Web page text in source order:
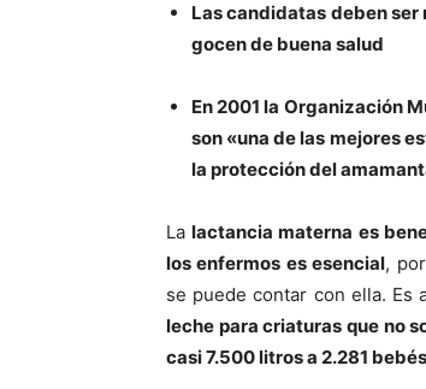
Las candidatas deben
gocen de buena salud
En 2001 la Organización
son «una de las mejores
la protección del
Lalactancia materna es
los enfermos es esencial,
se puede contar con ella. Es
leche para criaturas que no
casi 7.500 litros a 2.281 bebés